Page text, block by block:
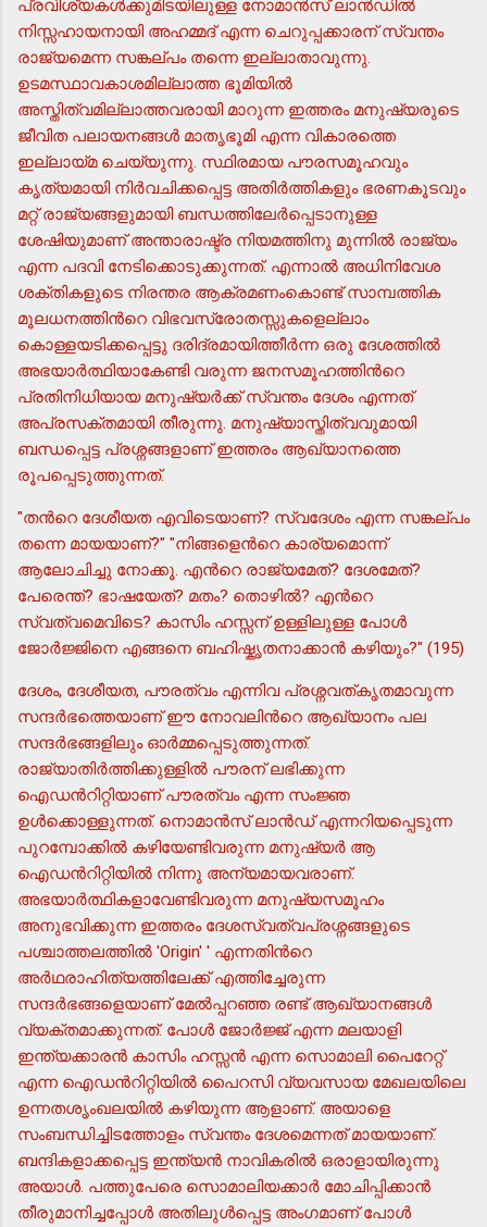
പ്രവിശ്യകള്‍ക്കുമിടയിലുള്ള നോമാന്‍സ് ലാന്‍ഡില്‍
നിസ്സഹായനായി അഹമ്മദ് എന്ന ചെറുപ്പക്കാരന് സ്വന്തം
രാജ്യമെന്ന സങ്കല്പം തന്നെ ഇല്ലാതാവുന്നു.
ഉടമസ്ഥാവകാശമില്ലാത്ത ഭൂമിയില്‍
അസ്തിത്വമില്ലാത്തവരായി മാറുന്ന ഇത്തരം മനുഷ്യരുടെ
ജീവിത പലായനങ്ങള്‍ മാതൃഭൂമി എന്ന വികാരത്തെ
ഇല്ലായ്മ ചെയ്യുന്നു. സ്ഥിരമായ പൗരസമൂഹവും
കൃത്യമായി നിര്‍വചിക്കപ്പെട്ട അതിര്‍ത്തികളും ഭരണകൂടവും
മറ്റ് രാജ്യങ്ങളുമായി ബന്ധത്തിലേര്‍പ്പെടാനുള്ള
ശേഷിയുമാണ് അന്താരാഷ്ട്ര നിയമത്തിനു മുന്നില്‍ രാജ്യം
എന്ന പദവി നേടിക്കൊടുക്കുന്നത്. എന്നാല്‍ അധിനിവേശ
ശക്തികളുടെ നിരന്തര ആക്രമണംകൊണ്ട് സാമ്പത്തിക
മൂലധനത്തിന്‍റെ വിഭവസ്രോതസ്സുകളെല്ലാം
കൊള്ളയടിക്കപ്പെട്ടു ദരിദ്രമായിത്തീര്‍ന്ന ഒരു ദേശത്തില്‍
അഭയാര്‍ത്ഥിയാകേണ്ടി വരുന്ന ജനസമൂഹത്തിന്‍റെ
പ്രതിനിധിയായ മനുഷ്യര്‍ക്ക് സ്വന്തം ദേശം എന്നത്
അപ്രസക്തമായി തീരുന്നു. മനുഷ്യാസ്തിത്വവുമായി
ബന്ധപ്പെട്ട പ്രശ്നങ്ങളാണ് ഇത്തരം ആഖ്യാനത്തെ
രൂപപ്പെടുത്തുന്നത്.
"തന്‍റെ ദേശീയത എവിടെയാണ്? സ്വദേശം എന്ന സങ്കല്പം
തന്നെ മായയാണ്?" "നിങ്ങളെന്‍റെ കാര്യമൊന്ന്
ആലോചിച്ചു നോക്കൂ. എന്‍റെ രാജ്യമേത്? ദേശമേത്?
പേരെന്ത്? ഭാഷയേത്? മതം? തൊഴില്‍? എന്‍റെ
സ്വത്വമെവിടെ? കാസിം ഹസ്സന് ഉള്ളിലുള്ള പോള്‍
ജോര്‍ജ്ജിനെ എങ്ങനെ ബഹിഷ്കൃതനാക്കാന്‍ കഴിയും?" (195)
ദേശം, ദേശീയത, പൗരത്വം എന്നിവ പ്രശ്നവത്കൃതമാവുന്ന
സന്ദര്‍ഭത്തെയാണ് ഈ നോവലിന്‍റെ ആഖ്യാനം പല
സന്ദര്‍ഭങ്ങളിലും ഓര്‍മ്മപ്പെടുത്തുന്നത്.
രാജ്യാതിര്‍ത്തിക്കുള്ളില്‍ പൗരന് ലഭിക്കുന്ന
ഐഡന്‍റിറ്റിയാണ് പൗരത്വം എന്ന സംജ്ഞ
ഉള്‍ക്കൊള്ളുന്നത്. നൊമാന്‍സ് ലാന്‍ഡ് എന്നറിയപ്പെടുന്ന
പുറമ്പോക്കില്‍ കഴിയേണ്ടിവരുന്ന മനുഷ്യര്‍ ആ
ഐഡന്‍റിറ്റിയില്‍ നിന്നു അന്യമായവരാണ്.
അഭയാര്‍ത്ഥികളാവേണ്ടിവരുന്ന മനുഷ്യസമൂഹം
അനുഭവിക്കുന്ന ഇത്തരം ദേശസ്വത്വപ്രശ്നങ്ങളുടെ
പശ്ചാത്തലത്തില്‍ 'Origin' ' എന്നതിന്‍റെ
അര്‍ഥരാഹിത്യത്തിലേക്ക് എത്തിച്ചേരുന്ന
സന്ദര്‍ഭങ്ങളെയാണ് മേല്‍പ്പറഞ്ഞ രണ്ട് ആഖ്യാനങ്ങള്‍
വ്യക്തമാക്കുന്നത്. പോള്‍ ജോര്‍ജ്ജ് എന്ന മലയാളി
ഇന്ത്യക്കാരന്‍ കാസിം ഹസ്സന്‍ എന്ന സൊമാലി പൈറേറ്റ്
എന്ന ഐഡന്‍റിറ്റിയില്‍ പൈറസി വ്യവസായ മേഖലയിലെ
ഉന്നതശൃംഖലയില്‍ കഴിയുന്ന ആളാണ്. അയാളെ
സംബന്ധിച്ചിടത്തോളം സ്വന്തം ദേശമെന്നത് മായയാണ്.
ബന്ദികളാക്കപ്പെട്ട ഇന്ത്യന്‍ നാവികരില്‍ ഒരാളായിരുന്നു
അയാള്‍. പത്തുപേരെ സൊമാലിയക്കാര്‍ മോചിപ്പിക്കാന്‍
തീരുമാനിച്ചപ്പോള്‍ അതിലുള്‍പ്പെട്ട അംഗമാണ് പോള്‍